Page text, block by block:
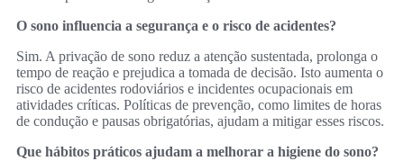
O sono influencia a segurança e o risco de acidentes?
Sim. A privação de sono reduz a atenção sustentada, prolonga o
tempo de reação e prejudica a tomada de decisão. Isto aumenta o
risco de acidentes rodoviários e incidentes ocupacionais em
atividades críticas. Políticas de prevenção, como limites de horas
de condução e pausas obrigatórias, ajudam a mitigar esses riscos.
Que hábitos práticos ajudam a melhorar a higiene do sono?